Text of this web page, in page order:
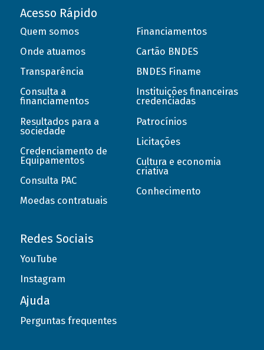
Acesso Rápido
Quem somos
Onde atuamos
Transparência
Consulta a
financiamentos
Resultados para a
sociedade
Credenciamento de
Equipamentos
Consulta PAC
Moedas contratuais
Financiamentos
Cartão BNDES
BNDES Finame
Instituições financeiras
credenciadas
Patrocínios
Licitações
Cultura e economia
criativa
Conhecimento
Redes Sociais
YouTube
Instagram
Ajuda
Perguntas frequentes